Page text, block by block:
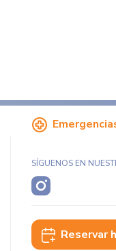
SÍGUENOS EN
Reservar